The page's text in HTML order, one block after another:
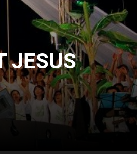
JESUS